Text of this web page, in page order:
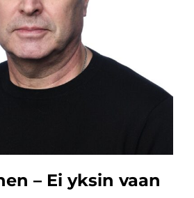
– Ei yksin vaan